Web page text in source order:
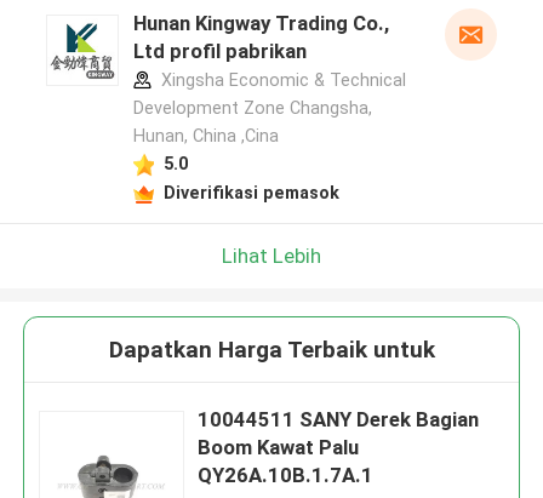
Hunan Kingway Trading Co.,
Ltd profil pabrikan
Xingsha Economic & Technical
Development Zone Changsha,
Hunan, China ,Cina
5.0
Diverifikasi pemasok
Lihat Lebih
Dapatkan Harga Terbaik untuk
10044511 SANY Derek Bagian
Boom Kawat Palu
QY26A.10B.1.7A.1